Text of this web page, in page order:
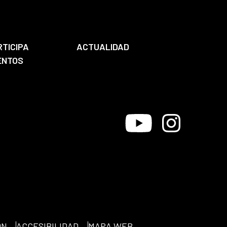
ACTUALIDAD
Youtube Instagram